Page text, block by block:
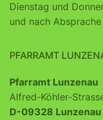
Dienstag und
und nach Absprache
PFARRAMT
Pfarramt Lunzenau
Alfred-Köhler-
D-09328 Lunzenau